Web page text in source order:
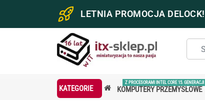
LETNIA PROMOCJA DELOCK!
KATEGORIE KOMPUTERY PRZEMYSŁOWE
Z PROCESORAMI INTEL CORE 15. GENERACJI